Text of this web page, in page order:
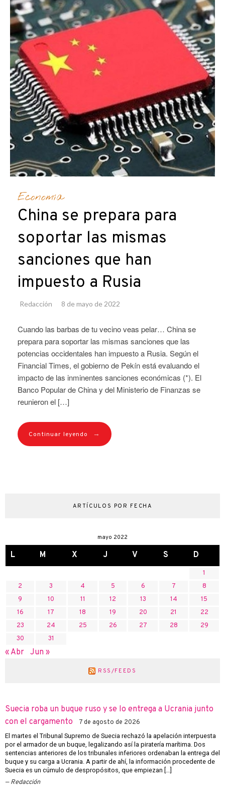
Economía
China se prepara para
soportar las mismas
sanciones que han
impuesto a Rusia
Redacción 8 de mayo de 2022
Cuando las barbas de tu vecino veas pelar… China se
prepara para soportar las mismas sanciones que las
potencias occidentales han impuesto a Rusia. Según el
Financial Times, el gobierno de Pekín está evaluando el
impacto de las inminentes sanciones económicas (*). El
Banco Popular de China y del Ministerio de Finanzas se
reunieron el […]
Continuar leyendo →
ARTÍCULOS POR FECHA
mayo 2022
L M X J V S D
1
2
3 4 5 6 7
8
9
10 11 12 13 14
15
16
17 18 19 20 21
22
23
24 25 26 27 28
29
30
31
« Abr Jun »
RSS/FEEDS
Suecia roba un buque ruso y se lo entrega a Ucrania junto
con el cargamento
7 de agosto de 2026
El martes el Tribunal Supremo de Suecia rechazó la apelación interpuesta
por el armador de un buque, legalizando así la piratería marítima. Dos
sentencias anteriores de los tribunales inferiores ordenaban la entrega del
buque y su carga a Ucrania. A partir de ahí, la información procedente de
Suecia es un cúmulo de despropósitos, que empiezan […]
Redacción